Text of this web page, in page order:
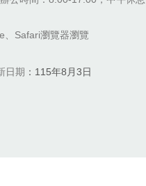
、Safari瀏覽器瀏覽
日期 115年8月3日